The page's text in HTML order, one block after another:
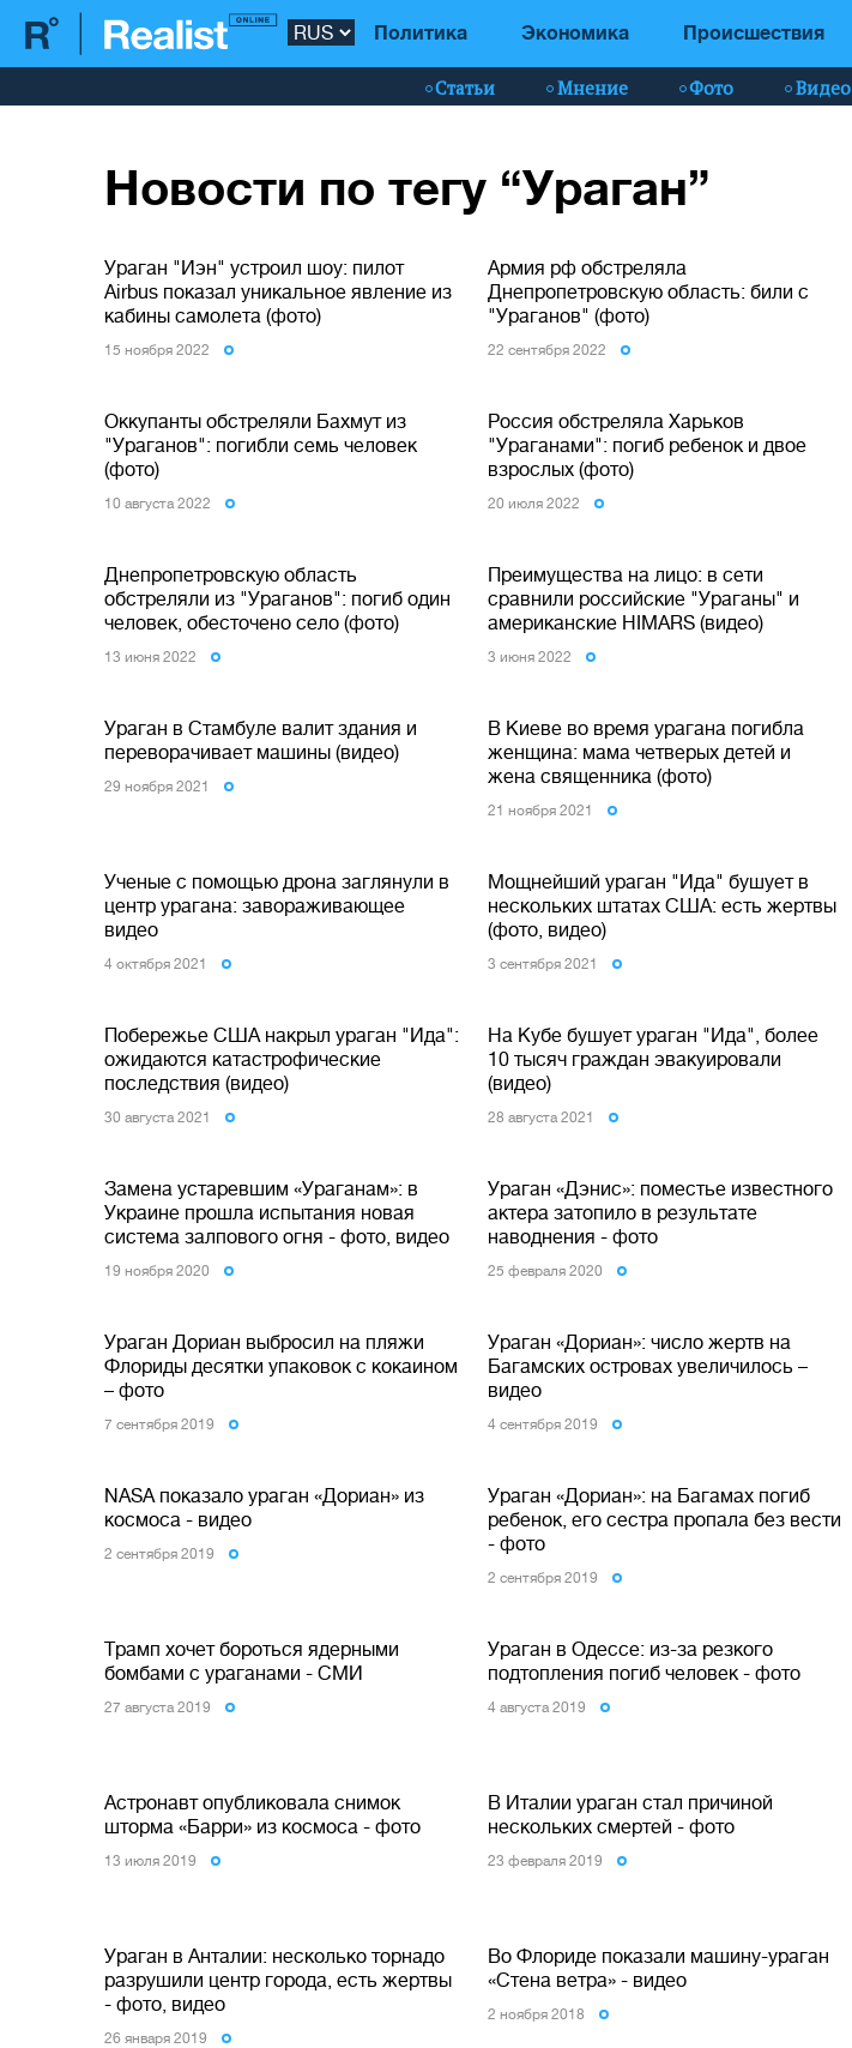
Политика Экономика Происшествия
Статьи Мнение Фото Видео
Новости по тегу “Ураган”
Ураган "Иэн" устроил шоу: пилот
Airbus показал уникальное явление из
кабины самолета (фото)
15 ноября 2022
Армия рф обстреляла
Днепропетровскую область: били с
"Ураганов" (фото)
22 сентября 2022
Оккупанты обстреляли Бахмут из
"Ураганов": погибли семь человек
(фото)
10 августа 2022
Россия обстреляла Харьков
"Ураганами": погиб ребенок и двое
взрослых (фото)
20 июля 2022
Днепропетровскую область
обстреляли из "Ураганов": погиб один
человек, обесточено село (фото)
13 июня 2022
Преимущества на лицо: в сети
сравнили российские "Ураганы" и
американские HIMARS (видео)
3 июня 2022
Ураган в Стамбуле валит здания и
переворачивает машины (видео)
29 ноября 2021
В Киеве во время урагана погибла
женщина: мама четверых детей и
жена священника (фото)
21 ноября 2021
Ученые с помощью дрона заглянули в
центр урагана: завораживающее
видео
4 октября 2021
Мощнейший ураган "Ида" бушует в
нескольких штатах США: есть жертвы
(фото, видео)
3 сентября 2021
Побережье США накрыл ураган "Ида":
ожидаются катастрофические
последствия (видео)
30 августа 2021
На Кубе бушует ураган "Ида", более
10 тысяч граждан эвакуировали
(видео)
28 августа 2021
Замена устаревшим «Ураганам»: в
Украине прошла испытания новая
система залпового огня - фото, видео
19 ноября 2020
Ураган «Дэнис»: поместье известного
актера затопило в результате
наводнения - фото
25 февраля 2020
Ураган Дориан выбросил на пляжи
Флориды десятки упаковок с кокаином
– фото
7 сентября 2019
Ураган «Дориан»: число жертв на
Багамских островах увеличилось –
видео
4 сентября 2019
NASA показало ураган «Дориан» из
космоса - видео
2 сентября 2019
Ураган «Дориан»: на Багамах погиб
ребенок, его сестра пропала без вести
- фото
2 сентября 2019
Трамп хочет бороться ядерными
бомбами с ураганами - СМИ
27 августа 2019
Ураган в Одессе: из-за резкого
подтопления погиб человек - фото
4 августа 2019
Астронавт опубликовала снимок
шторма «Барри» из космоса - фото
13 июля 2019
В Италии ураган стал причиной
нескольких смертей - фото
23 февраля 2019
Ураган в Анталии: несколько торнадо
разрушили центр города, есть жертвы
- фото, видео
26 января 2019
Во Флориде показали машину-ураган
«Стена ветра» - видео
2 ноября 2018